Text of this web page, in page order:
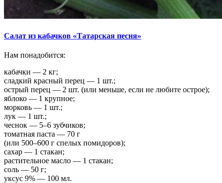
Салат из кабачков «Татарская песня»
Нам понадобится:
кабачки — 2 кг;
сладкий красный перец — 1 шт.;
острый перец — 2 шт. (или меньше, если не любите острое);
яблоко — 1 крупное;
морковь — 1 шт.;
лук — 1 шт.;
чеснок — 5–6 зубчиков;
томатная паста — 70 г
(или 500–600 г спелых помидоров);
сахар — 1 стакан;
растительное масло — 1 стакан;
соль — 50 г;
уксус 9% — 100 мл.